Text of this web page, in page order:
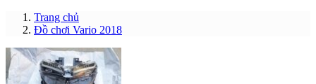
Trang chủ
Đồ chơi Vario 2018